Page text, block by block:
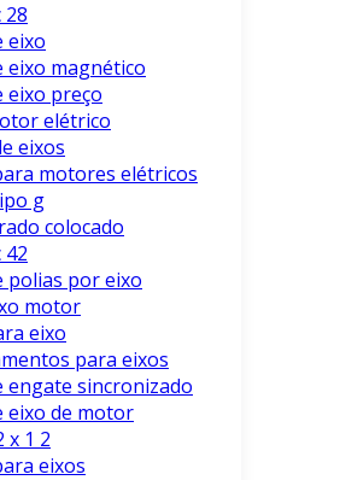
eixo
eixo magnético
eixo preço
elétrico
eixos
motores elétricos
g
colocado
polias por eixo
motor
eixo
para eixos
engate sincronizado
eixo de motor
x 1 2
eixos